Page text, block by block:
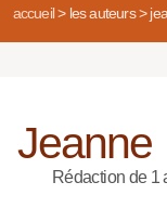
accueil> les auteurs>
Jeanne
Rédaction de 1